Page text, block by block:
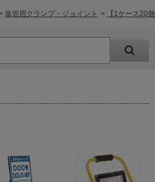
単管用クランプ・ジョイント > 【1ケース20